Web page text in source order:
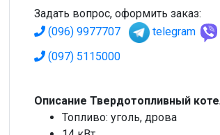
Задать вопрос, оформить заказ:
(096) 9977707
telegram
(097) 5115000
Описание Твердотопливный
Топливо: уголь, дрова